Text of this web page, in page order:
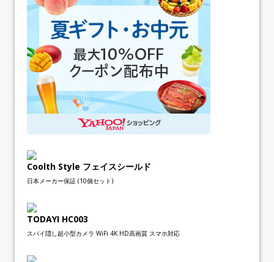
Coolth Style フェイスシールド
日本メーカー保証 (10個セット)
TODAYI HC003
スパイ隠し超小型カメラ WiFi 4K HD高画質 スマホ対応